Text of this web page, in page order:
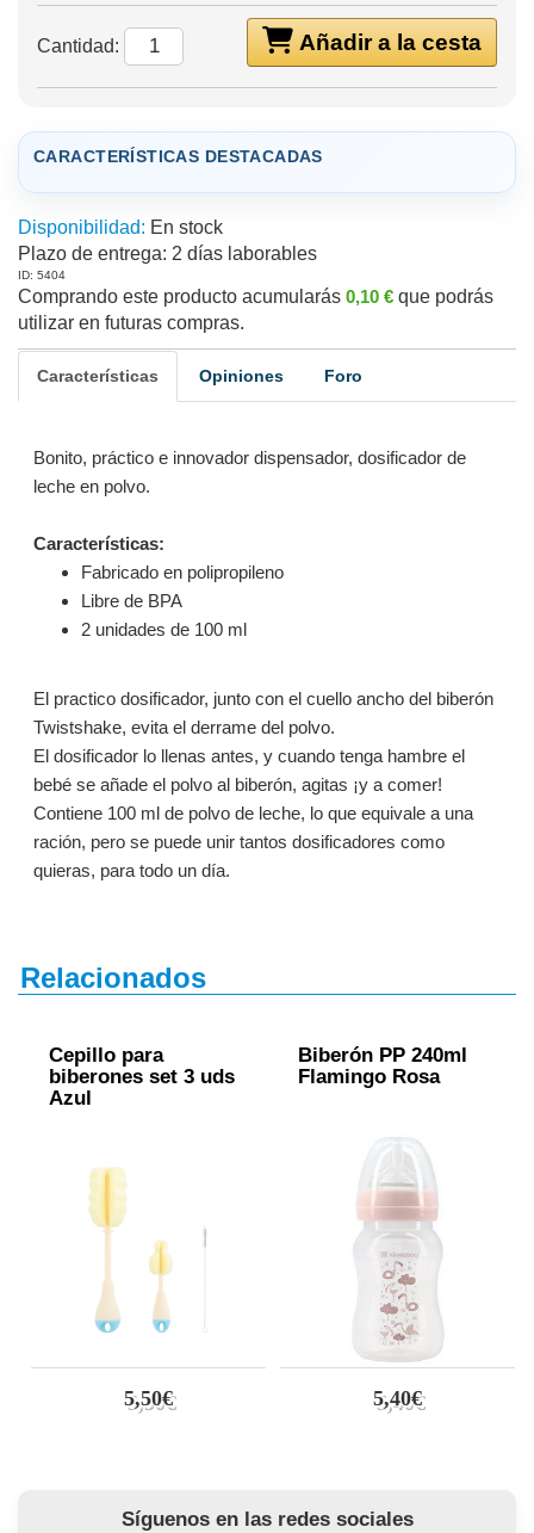
Añadir a la cesta
Cantidad:
CARACTERÍSTICAS DESTACADAS
Disponibilidad: En stock
Plazo de entrega: 2 días laborables
ID: 5404
Comprando este producto acumularás 0,10 € que podrás
utilizar en futuras compras.
Características Opiniones Foro
Bonito, práctico e innovador dispensador, dosificador de
leche en polvo.
Características:
Fabricado en polipropileno
Libre de BPA
2 unidades de 100 ml
El practico dosificador, junto con el cuello ancho del biberón
Twistshake, evita el derrame del polvo.
El dosificador lo llenas antes, y cuando tenga hambre el
bebé se añade el polvo al biberón, agitas ¡y a comer!
Contiene 100 ml de polvo de leche, lo que equivale a una
ración, pero se puede unir tantos dosificadores como
quieras, para todo un día.
Relacionados
Cepillo para
biberones set 3 uds
Azul
5,50€
Biberón PP 240ml
Flamingo Rosa
5,40€
Síguenos en las redes sociales